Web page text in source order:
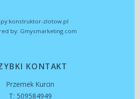
zlotow.pl
by: Gmysmarketing.com
KONTAKT
Przemek Kurcin
T: 509584949